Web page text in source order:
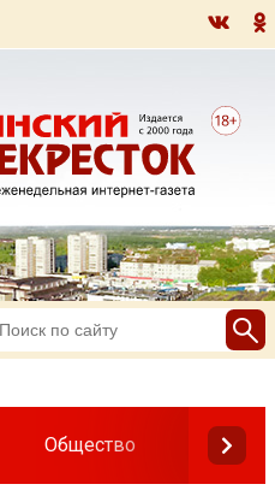
Общество Власть